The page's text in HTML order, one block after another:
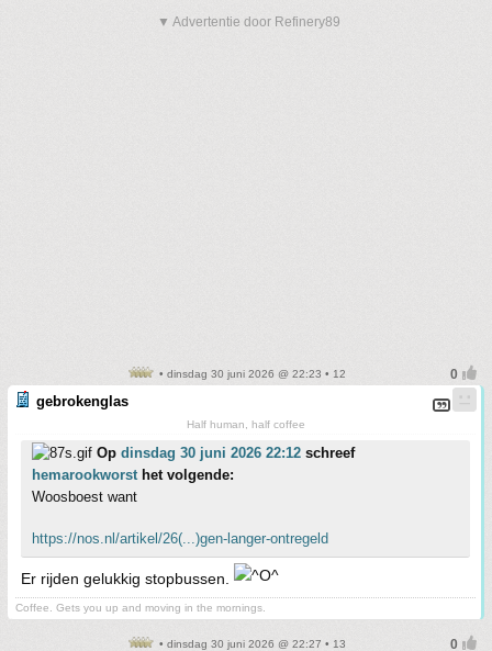
▼ Advertentie door Refinery89
• dinsdag 30 juni 2026 @ 22:23 • 12
gebrokenglas
Half human, half coffee
Op dinsdag 30 juni 2026 22:12 schreef
hemarookworst het volgende:
Woosboest want
https://nos.nl/artikel/26(...)gen-langer-ontregeld
Er rijden gelukkig stopbussen.
Coffee. Gets you up and moving in the mornings.
• dinsdag 30 juni 2026 @ 22:27 • 13